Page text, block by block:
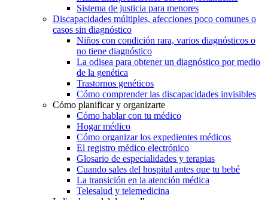
Sistema de justicia para menores
Discapacidades múltiples, afecciones poco comunes o
casos sin diagnóstico
Niños con condición rara, varios diagnósticos o
no tiene diagnóstico
La odisea para obtener un diagnóstico por medio
de la genética
Trastornos genéticos
Cómo comprender las discapacidades invisibles
Cómo planificar y organizarte
Cómo hablar con tu médico
Hogar médico
Cómo organizar los expedientes médicos
El registro médico electrónico
Glosario de especialidades y terapias
Cuando sales del hospital antes que tu bebé
La transición en la atención médica
Telesalud y telemedicina